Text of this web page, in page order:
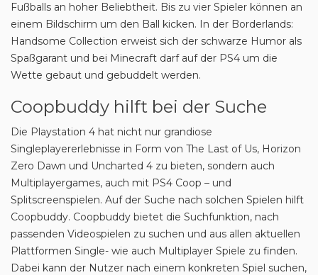
Fußballs an hoher Beliebtheit. Bis zu vier Spieler können an
einem Bildschirm um den Ball kicken. In der Borderlands:
Handsome Collection erweist sich der schwarze Humor als
Spaßgarant und bei Minecraft darf auf der PS4 um die
Wette gebaut und gebuddelt werden.
Coopbuddy hilft bei der Suche
Die Playstation 4 hat nicht nur grandiose
Singleplayererlebnisse in Form von The Last of Us, Horizon
Zero Dawn und Uncharted 4 zu bieten, sondern auch
Multiplayergames, auch mit PS4 Coop – und
Splitscreenspielen. Auf der Suche nach solchen Spielen hilft
Coopbuddy. Coopbuddy bietet die Suchfunktion, nach
passenden Videospielen zu suchen und aus allen aktuellen
Plattformen Single- wie auch Multiplayer Spiele zu finden.
Dabei kann der Nutzer nach einem konkreten Spiel suchen,